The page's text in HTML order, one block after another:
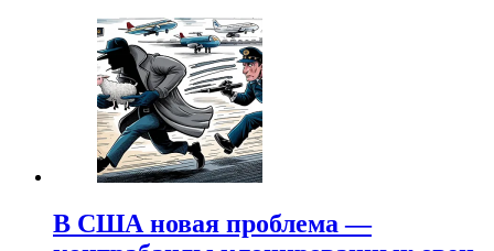
В США новая проблема —